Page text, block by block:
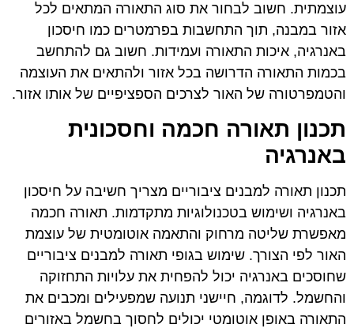
עוצמתית. חשוב לבחור את סוג התאורה המתאים לכל
אזור במבנה, תוך התחשבות בפרמטרים כמו חיסכון
באנרגיה, איכות התאורה ועמידות. חשוב גם להתחשב
בכמות התאורה הדרושה בכל אזור ולהתאים את העוצמה
והטמפרטורה של האור לצרכים הספציפיים של אותו אזור.
תכנון תאורה חכמה וחסכונית
באנרגיה
תכנון תאורה למבנים ציבוריים מצריך חשיבה על חיסכון
באנרגיה ושימוש בטכנולוגיות מתקדמות. תאורה חכמה
מאפשרת שליטה מרחוק והתאמה אוטומטית של עוצמת
האור לפי הצורך. שימוש בגופי תאורה למבנים ציבוריים
שחוסכים באנרגיה יכול להפחית את עלויות התחזוקה
והחשמל. לדוגמה, חיישני תנועה שמפעילים ומכבים את
התאורה באופן אוטומטי יכולים לחסוך בחשמל באזורים